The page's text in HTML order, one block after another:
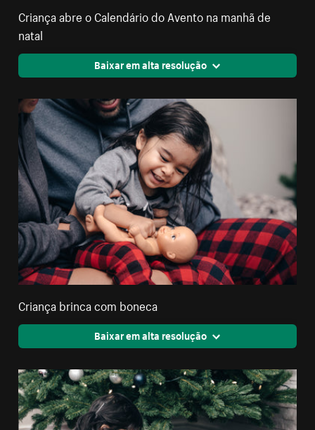
Criança abre o Calendário do Avento na manhã de
natal
Baixar em alta resolução
Criança brinca com boneca
Baixar em alta resolução